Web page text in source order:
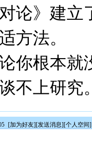
论》建立
方法。
你根本就
不上研究
[加为好友][发送消息][个人空间]